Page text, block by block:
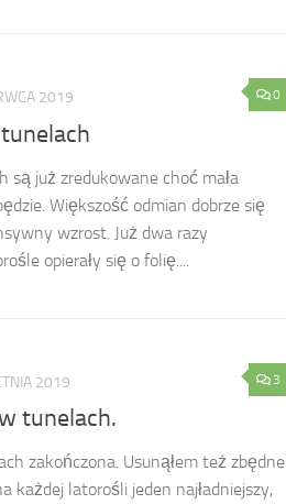
0
2019
są już zredukowane choć mała
Większość odmian dobrze się
wzrost. Już dwa razy
opierały się o folię....
3
2019
tunelach.
zakończona. Usunąłem też zbędne
każdej latorośli jeden najładniejszy,